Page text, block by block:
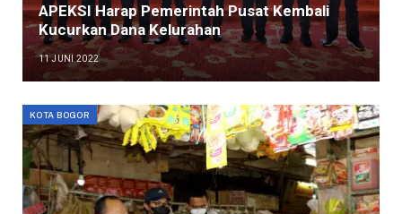
APEKSI Harap Pemerintah Pusat Kembali
Kucurkan Dana Kelurahan
11 JUNI 2022
KOTA BOGOR